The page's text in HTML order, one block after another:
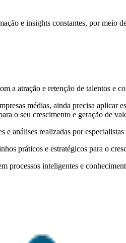
e insights constantes, por meio
a atração e retenção de talentos e
médias, ainda precisa aplicar
o seu crescimento e geração de
análises realizadas por
práticos e estratégicos para o
processos inteligentes e